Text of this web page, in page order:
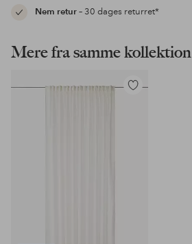
Nem retur– 30 dages returret*
Mere fra samme kollektion
Tilføj